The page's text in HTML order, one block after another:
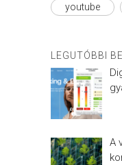
youtube
LEGUTÓBBI
A